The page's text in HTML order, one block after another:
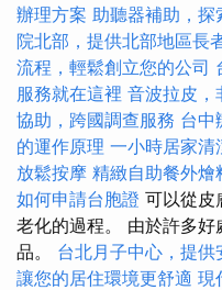
辦理方案 助聽器補助，
院北部，提供北部地區長
流程，輕鬆創立您的公司
服務就在這裡 音波拉皮，
協助，跨國調查服務 台中
的運作原理 一小時居家清
放鬆按摩 精緻自助餐外燴
如何申請台胞證 可以從皮
老化的過程。 由於許多
品。 台北月子中心，提
讓您的居住環境更舒適 現